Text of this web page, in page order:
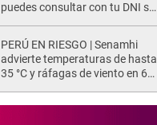
puedes consultar con tu DNI si
PERÚ EN RIESGO | Senamhi
advierte temperaturas de hasta
35 °C y ráfagas de viento en 6